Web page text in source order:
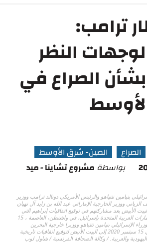
ترامب:
النظر
بشأن الصراع في
الصراع
الصين- شرق الأوسط
بواسطة مشروع تشاينا - ميد
بنيامين نتنياهو والرئيس الأمريكي دونالد ترامب ووزير
الزياني ووزير الخارجية الإماراتي عبد الله بن زايد آل نهيان
الأبيض بعد مشاركتهم في توقيع اتفاقيات إبراهيم التي
تعترف فيها دول البحرين والإمارات العربية المتحدة بإسرائيل، في واشنطن، العاصمة ، 15
الوزراء الإسرائيلي بنيامين نتنياهو ووزيرا خارجية البحرين
والإمارات العربية المتحدة في 15 سبتمبر 2020 إلى البيت الأبيض لتوقيع اتفاقيات تاريخية
اليهودية والعربية. / وكالة الصحافة الفرنسية / شاول لوب